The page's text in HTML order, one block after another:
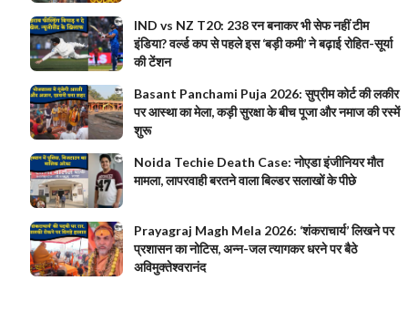
IND vs NZ T20: 238 रन बनाकर भी सेफ नहीं टीम
इंडिया? वर्ल्ड कप से पहले इस ‘बड़ी कमी’ ने बढ़ाई रोहित-सूर्या
की टेंशन
Basant Panchami Puja 2026: सुप्रीम कोर्ट की लकीर
पर आस्था का मेला, कड़ी सुरक्षा के बीच पूजा और नमाज की रस्में
शुरू
Noida Techie Death Case: नोएडा इंजीनियर मौत
मामला, लापरवाही बरतने वाला बिल्डर सलाखों के पीछे
Prayagraj Magh Mela 2026: ‘शंकराचार्य’ लिखने पर
प्रशासन का नोटिस, अन्न-जल त्यागकर धरने पर बैठे
अविमुक्तेश्वरानंद